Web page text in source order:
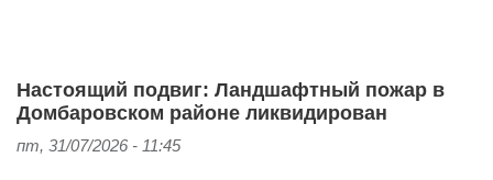
Настоящий подвиг: Ландшафтный пожар в
Домбаровском районе ликвидирован
пт, 31/07/2026 - 11:45